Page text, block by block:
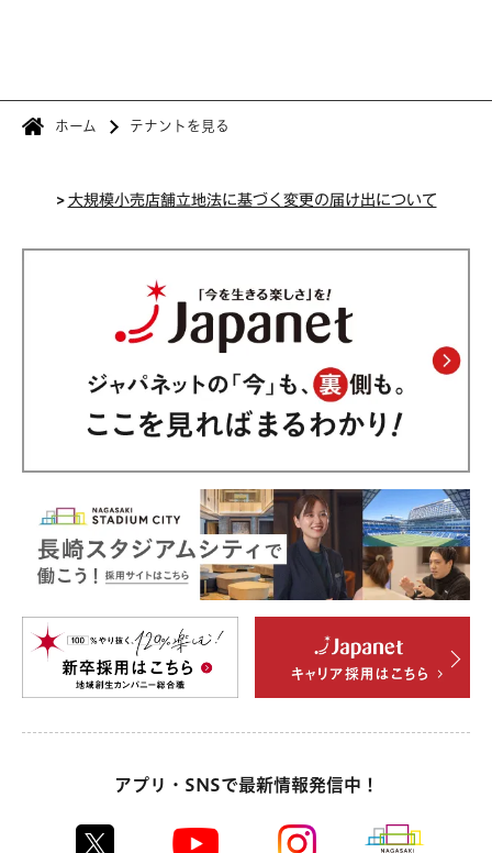
ホーム テナントを見る
>大規模小売店舗立地法に基づく変更の届け出について
アプリ・SNSで最新情報発信中！